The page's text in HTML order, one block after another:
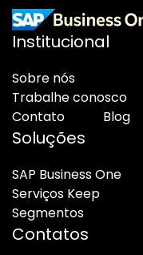
Institucional
Sobre nós
Trabalhe conosco
Contato
Blog
Soluções
SAP Business One
Serviços Keep
Segmentos
Contatos